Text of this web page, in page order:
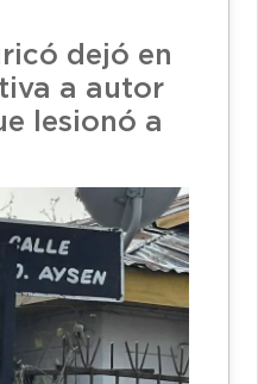
dejó en
a autor
lesionó a